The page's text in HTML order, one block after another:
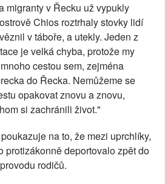
migranty v Řecku už vypukly
Chios roztrhaly stovky lidí
v táboře, a utekly. Jeden z
je velká chyba, protože my
cestou sem, zejména
do Řecka. Nemůžeme se
opakovat znovu a znovu,
si zachránili život."
na to, že mezi uprchlíky,
protizákonně deportovalo zpět do
rodičů.